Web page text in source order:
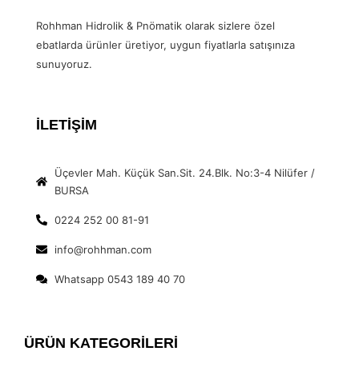
Rohhman Hidrolik & Pnömatik olarak sizlere özel
ebatlarda ürünler üretiyor, uygun fiyatlarla satışınıza
sunuyoruz.
İLETİŞİM
Üçevler Mah. Küçük San.Sit. 24.Blk. No:3-4 Nilüfer /
BURSA
0224 252 00 81-91
info@rohhman.com
Whatsapp 0543 189 40 70
ÜRÜN KATEGORİLERİ